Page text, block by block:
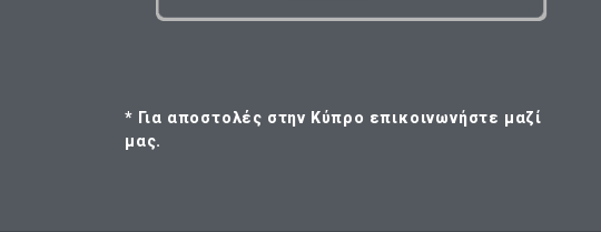
* Για αποστολές στην Κύπρο επικοινωνήστε μαζί
μας.